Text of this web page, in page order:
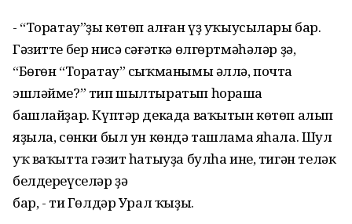
- “Торатау”ҙы көтөп алған үҙ уҡыусылары бар.
Гәзитте бер нисә сәғәткә өлгөртмәһәләр ҙә,
“Бөгөн “Торатау” сыҡманымы әллә, почта
эшләйме?” тип шылтыратып һораша
башлайҙар. Күптәр декада ваҡытын көтөп алып
яҙыла, сөнки был ун көндә ташлама яһала. Шул
уҡ ваҡытта гәзит һатыуҙа булһа ине, тигән теләк
белдереүселәр ҙә
бар, - ти Гөлдәр Урал ҡыҙы.